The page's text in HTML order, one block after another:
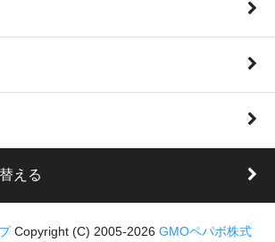
える
Copyright (C) 2005-2026 GMOペパボ株式